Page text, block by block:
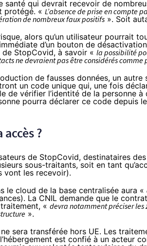
santé qui devrait recevoir de
protégé. « L’absence de prise en compte
de nombreux faux positifs ». Soit
alors qu’un utilisateur pourrait
d’un bouton de
StopCovid, à savoir « la possibilité
ne devraient pas être considérés
de fausses données, un
un code unique qui, une fois
de vérifier l’identité de la personne
pourra déclarer ce code depuis
?
de StopCovid, destinataires
sous-traitants, soit en tant
vont les recevoir).
le cloud de la base centralisée aura «
La CNIL demande que le
« devra notamment préciser
».
sera transférée hors UE. Les
est confié à un acteur